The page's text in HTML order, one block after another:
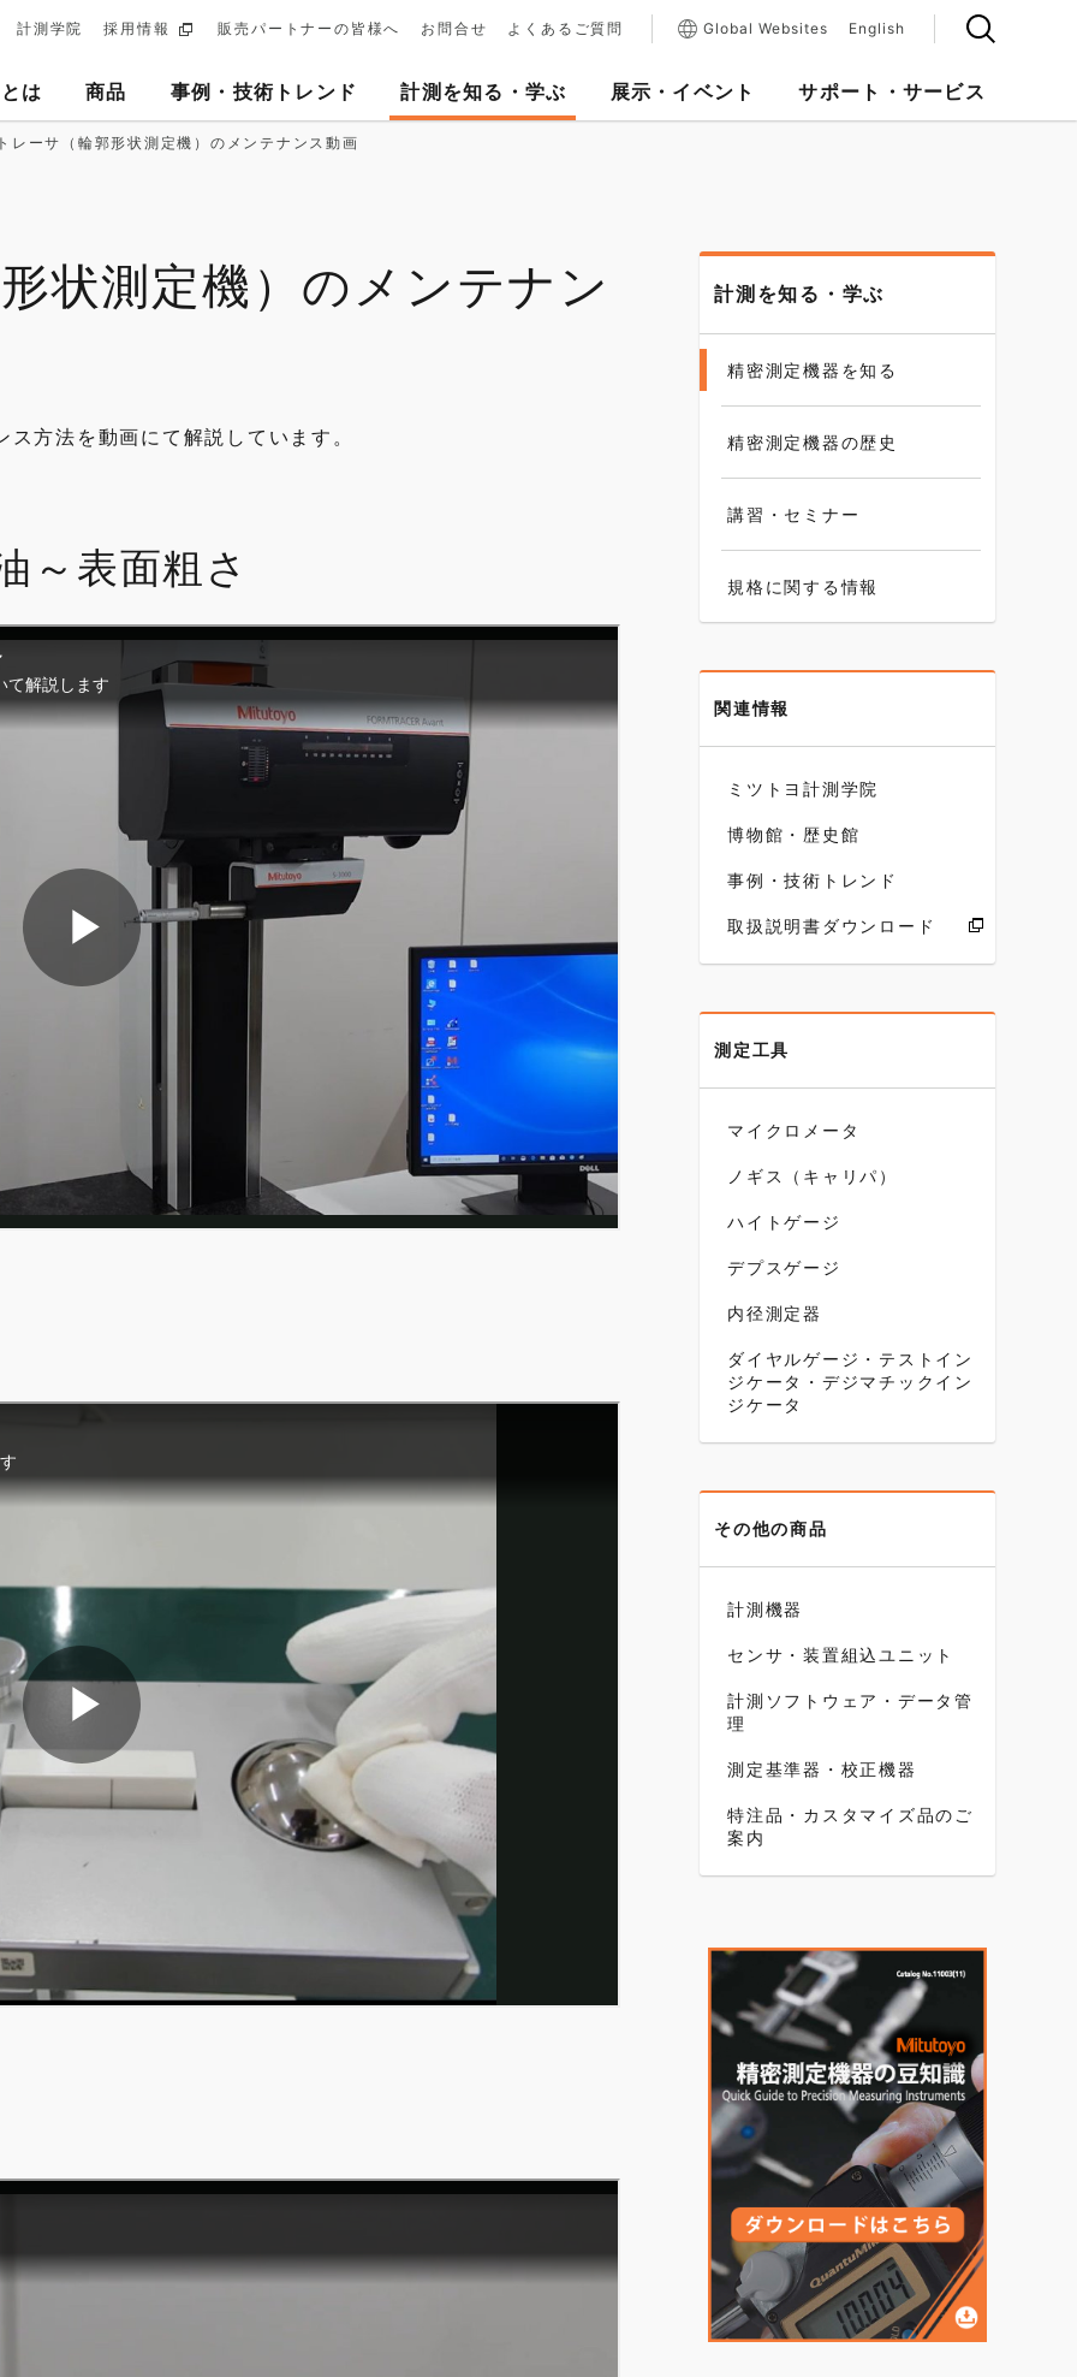
は 商品 事例・技術トレンド 計測を知る・学ぶ 展示・イベント サポート・サービス
計測学院 採用情報 販売パートナーの皆様へ お問合せ よくあるご質問 Global Websites English
レーサ（輪郭形状測定機）のメンテナンス動画
状測定機）のメンテナン
方法を動画にて解説しています。
～表面粗さ
計測を知る・学ぶ
精密測定機器を知る
精密測定機器の歴史
講習・セミナー
規格に関する情報
関連情報
ミツトヨ計測学院
博物館・歴史館
事例・技術トレンド
取扱説明書ダウンロード
測定工具
マイクロメータ
ノギス（キャリパ）
ハイトゲージ
デプスゲージ
内径測定器
ダイヤルゲージ・テストイン
ジケータ・デジマチックイン
ジケータ
その他の商品
計測機器
センサ・装置組込ユニット
計測ソフトウェア・データ管
理
測定基準器・校正機器
特注品・カスタマイズ品のご
案内